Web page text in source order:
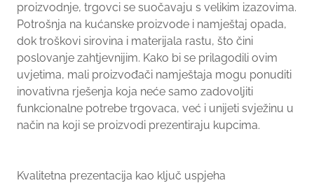
proizvodnje, trgovci se suočavaju s velikim izazovima.
Potrošnja na kućanske proizvode i namještaj opada,
dok troškovi sirovina i materijala rastu, što čini
poslovanje zahtjevnijim. Kako bi se prilagodili ovim
uvjetima, mali proizvođači namještaja mogu ponuditi
inovativna rješenja koja neće samo zadovoljiti
funkcionalne potrebe trgovaca, već i unijeti svježinu u
način na koji se proizvodi prezentiraju kupcima.
Kvalitetna prezentacija kao ključ uspjeha